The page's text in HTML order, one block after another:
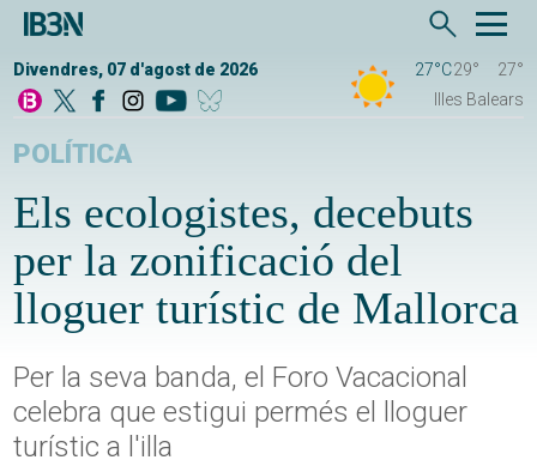
Divendres, 07 d'agost de 2026 27°C29°
27°
Illes Balears
POLÍTICA
Els ecologistes, decebuts
per la zonificació del
lloguer turístic de Mallorca
Per la seva banda, el Foro Vacacional
celebra que estigui permés el lloguer
turístic a l'illa